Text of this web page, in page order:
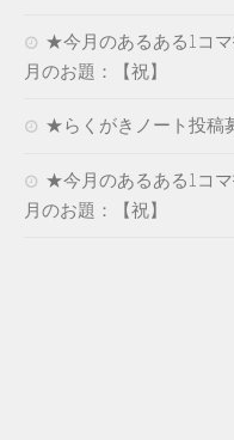
★今月のあるある1コ
月のお題：【祝】
★らくがきノート投稿
★今月のあるある1コ
月のお題：【祝】